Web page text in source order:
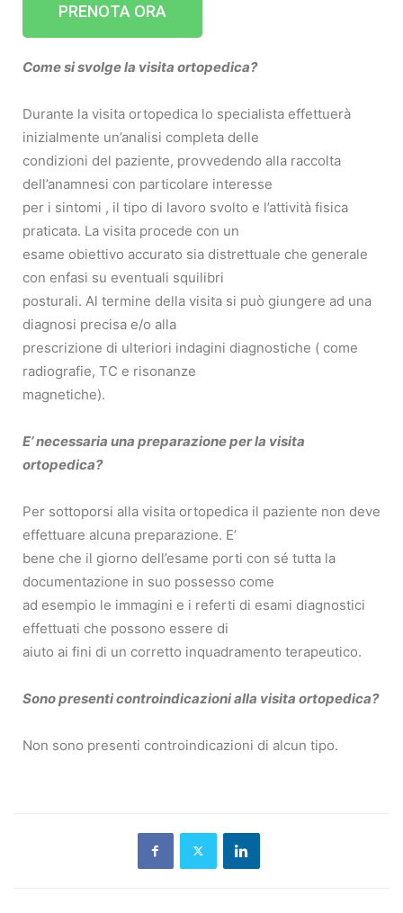
PRENOTA ORA
Come si svolge la visita ortopedica?
Durante la visita ortopedica lo specialista effettuerà
inizialmente un’analisi completa delle
condizioni del paziente, provvedendo alla raccolta
dell’anamnesi con particolare interesse
per i sintomi , il tipo di lavoro svolto e l’attività fisica
praticata. La visita procede con un
esame obiettivo accurato sia distrettuale che generale
con enfasi su eventuali squilibri
posturali. Al termine della visita si può giungere ad una
diagnosi precisa e/o alla
prescrizione di ulteriori indagini diagnostiche ( come
radiografie, TC e risonanze
magnetiche).
E’ necessaria una preparazione per la visita
ortopedica?
Per sottoporsi alla visita ortopedica il paziente non deve
effettuare alcuna preparazione. E’
bene che il giorno dell’esame porti con sé tutta la
documentazione in suo possesso come
ad esempio le immagini e i referti di esami diagnostici
effettuati che possono essere di
aiuto ai fini di un corretto inquadramento terapeutico.
Sono presenti controindicazioni alla visita ortopedica?
Non sono presenti controindicazioni di alcun tipo.